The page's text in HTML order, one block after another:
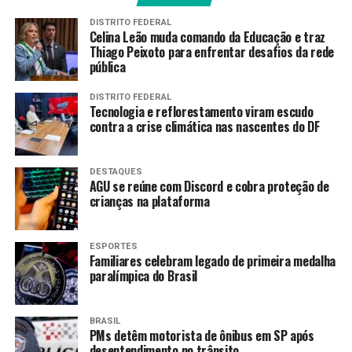
usuários do SUS, conhecida como CadSUS. Desde
então, os registros passaram de 340 milhões para
286,8 milhões de cadastros ativos.
Desse total, 246 milhões já estão vinculadas ao CPF,
enquanto 40,8 milhões permanecem sem CPF, em fase
de análise para inativação. O processo de higienização,
de acordo com o ministério, alcança ainda cadastros
inconsistentes ou duplicados.
“Estamos dando um passo
muito decisivo para uma
revolução tecnológica no
Sistema Único de Saúde.
Não é simples o que
estamos fazendo”, avaliou
DISTRITO FEDERAL
Celina Leão muda comando da Educação e traz
Thiago Peixoto para enfrentar desafios da rede
pública
DISTRITO FEDERAL
Tecnologia e reflorestamento viram escudo
contra a crise climática nas nascentes do DF
DESTAQUES
AGU se reúne com Discord e cobra proteção de
crianças na plataforma
ESPORTES
Familiares celebram legado de primeira medalha
paralímpica do Brasil
BRASIL
PMs detêm motorista de ônibus em SP após